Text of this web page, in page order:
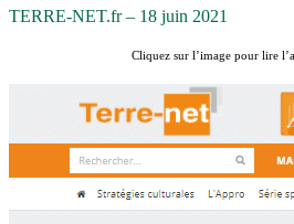
TERRE-NET.fr – 18 juin 2021
Cliquez sur l’image pour lire